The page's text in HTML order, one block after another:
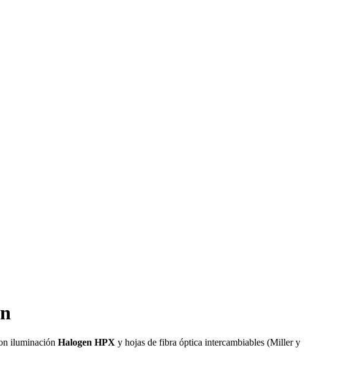
iluminación Halogen HPX y hojas de fibra óptica intercambiables (Miller y